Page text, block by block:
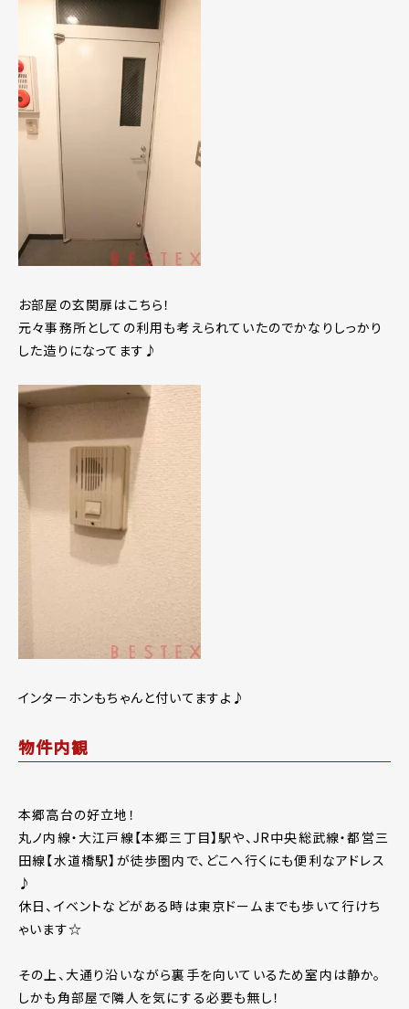
お部屋の玄関扉はこちら！
元々事務所としての利用も考えられていたのでかなりしっかり
した造りになってます♪
インターホンもちゃんと付いてますよ♪
物件内観
本郷高台の好立地！
丸ノ内線・大江戸線【本郷三丁目】駅や、JR中央総武線・都営三
田線【水道橋駅】が徒歩圏内で、どこへ行くにも便利なアドレス
♪
休日、イベントなどがある時は東京ドームまでも歩いて行けち
ゃいます☆
その上、大通り沿いながら裏手を向いているため室内は静か。
しかも角部屋で隣人を気にする必要も無し！